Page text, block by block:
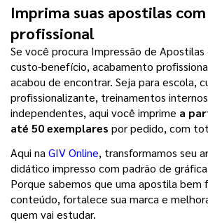
Imprima suas apostilas
profissional
Se você procura Impressão de
custo-benefício, acabamento
acabou de encontrar. Seja para escola,
profissionalizante, treinamentos
independentes, aqui você imprime a
até 50 exemplares por pedido, com
Aqui na GIV Online, transformamos seu
didático impresso com padrão de
Porque sabemos que uma apostila bem
conteúdo, fortalece sua marca e
quem vai estudar.